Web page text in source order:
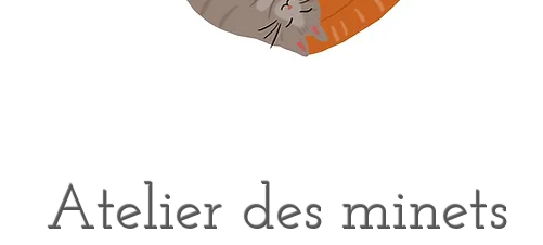
Atelier des minets